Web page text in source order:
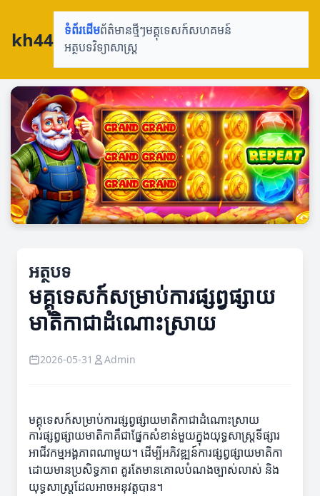
kh44 ទំព័រដើមព័ត៌មានថ្មីៗមគ្គុទេសក៍សហគមន៍
អត្ថបទវិទ្យាសាស្រ្ត
អត្ថបទ
មគ្គុទេសក៍សម្រាប់ការផ្សព្វផ្សាយ
មាតិកាជាដំណោះស្រាយ
2026-05-31 Admin
មគ្គុទេសក៍សម្រាប់ការផ្សព្វផ្សាយមាតិកាជាដំណោះស្រាយ
ការផ្សព្វផ្សាយមាតិកាគឺជាផ្នែកសំខាន់មួយក្នុងយុទ្ធសាស្ត្រទីផ្សារ
អាជីវកម្មអង្គភាពណាមួយ។ ដើម្បីអភិវឌ្ឍន៍ការផ្សព្វផ្សាយមាតិកា
ដោយមានប្រសិទ្ធភាព គួរតែមានគោលបំណងច្បាស់លាស់ និង
យុទ្ធសាស្ត្រដែលអាចអនុវត្តបាន។